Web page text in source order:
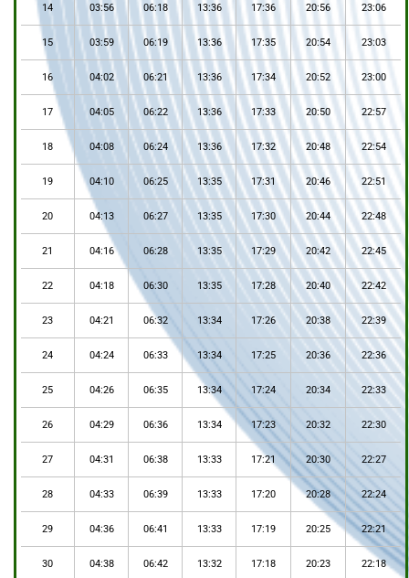
14 03:56 06:18 13:36 17:36 20:56 23:06
15 03:59 06:19 13:36 17:35 20:54 23:03
16 04:02 06:21 13:36 17:34 20:52 23:00
17 04:05 06:22 13:36 17:33 20:50 22:57
18 04:08 06:24 13:36 17:32 20:48 22:54
19 04:10 06:25 13:35 17:31 20:46 22:51
20 04:13 06:27 13:35 17:30 20:44 22:48
21 04:16 06:28 13:35 17:29 20:42 22:45
22 04:18 06:30 13:35 17:28 20:40 22:42
23 04:21 06:32 13:34 17:26 20:38 22:39
24 04:24 06:33 13:34 17:25 20:36 22:36
25 04:26 06:35 13:34 17:24 20:34 22:33
26 04:29 06:36 13:34 17:23 20:32 22:30
27 04:31 06:38 13:33 17:21 20:30 22:27
28 04:33 06:39 13:33 17:20 20:28 22:24
29 04:36 06:41 13:33 17:19 20:25 22:21
30 04:38 06:42 13:32 17:18 20:23 22:18